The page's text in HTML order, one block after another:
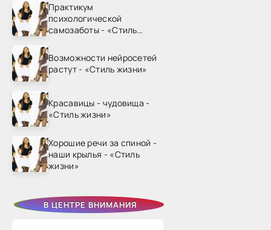
Практикум
психологической
самозаботы - «Стиль
Возможности нейросетей
растут - «Стиль жизни»
Красавицы - чудовища -
«Стиль жизни»
Хорошие речи за спиной -
наши крылья - «Стиль
жизни»
В ЦЕНТРЕ ВНИМАНИЯ